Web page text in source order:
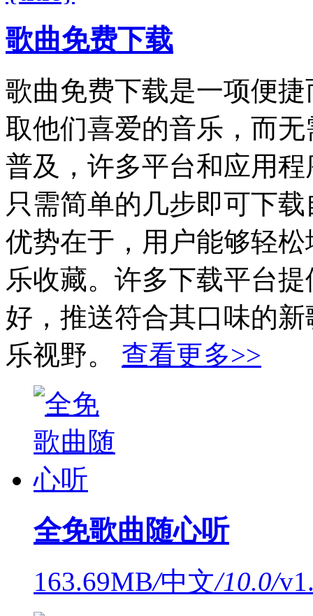
歌曲免费下载
歌曲免费下载是一项便
取他们喜爱的音乐，而
普及，许多平台和应用
只需简单的几步即可下
优势在于，用户能够轻
乐收藏。许多下载平台
好，推送符合其口味的
乐视野。
查看更多>>
全免歌曲随心听
163.69MB/中文/10.0/